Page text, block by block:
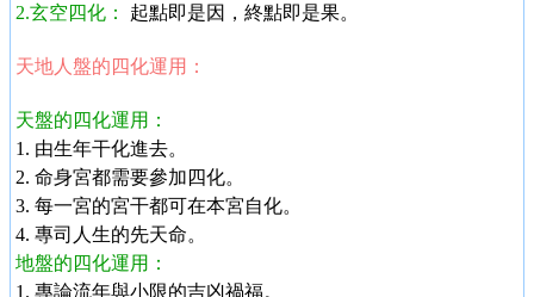
2.玄空四化：
起點即是因，終點即是果。
天地人盤的四化運用：
天盤的四化運用：
1. 由生年干化進去。
2. 命身宮都需要參加四化。
3. 每一宮的宮干都可在本宮自化。
4. 專司人生的先天命。
地盤的四化運用：
1. 專論流年與小限的吉凶禍福。